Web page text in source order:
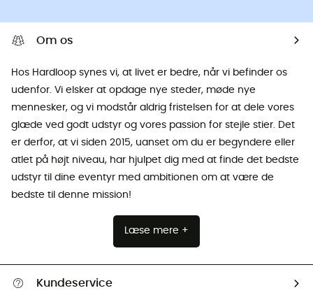
Om os
Hos Hardloop synes vi, at livet er bedre, når vi befinder os
udenfor. Vi elsker at opdage nye steder, møde nye
mennesker, og vi modstår aldrig fristelsen for at dele vores
glæde ved godt udstyr og vores passion for stejle stier. Det
er derfor, at vi siden 2015, uanset om du er begyndere eller
atlet på højt niveau, har hjulpet dig med at finde det bedste
udstyr til dine eventyr med ambitionen om at være de
bedste til denne mission!
Læse mere +
Kundeservice